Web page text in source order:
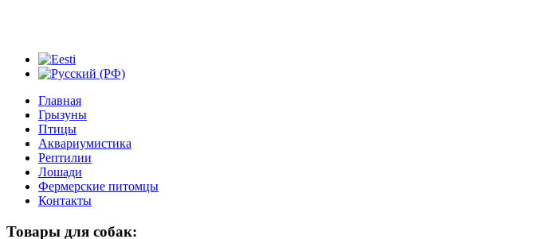
Главная
Грызуны
Птицы
Аквариумистика
Рептилии
Лошади
Фермерские питомцы
Контакты
Товары для собак: